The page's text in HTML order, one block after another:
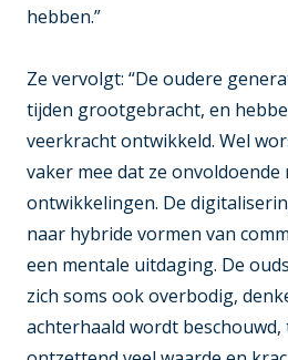
hebben.”
Ze vervolgt: “De oudere
tijden grootgebracht, en
veerkracht ontwikkeld. Wel
vaker mee dat ze onvoldoende
ontwikkelingen. De
naar hybride vormen van
een mentale uitdaging. De
zich soms ook overbodig,
achterhaald wordt